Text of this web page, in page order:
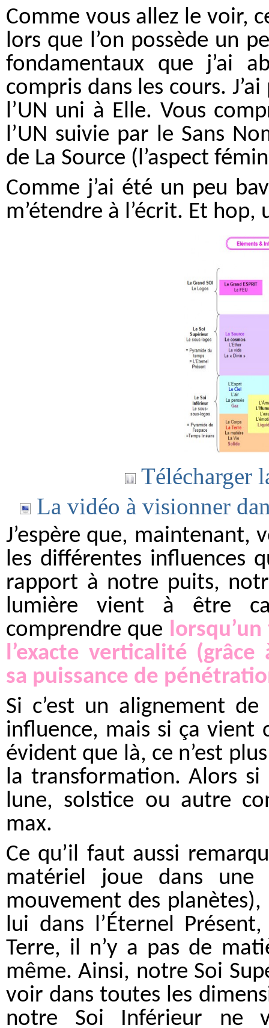
Comme vous allez le voir,
lors que l’on possède un
fondamentaux que j’ai
compris dans les cours.
l’UN uni à Elle. Vous
l’UN suivie par le Sans
de La Source (l’aspect
Comme j’ai été un peu
m’étendre à l’écrit. Et
Télécharger
La vidéo à visionner
J’espère que, maintenant,
les différentes influences
rapport à notre puits,
lumière vient à être
comprendre que
l’exacte verticalité
sa puissance de
Si c’est un alignement
influence, mais si ça vient
évident que là, ce n’est
la transformation. Alors si
lune, solstice ou autre
max.
Ce qu’il faut aussi
matériel joue dans une
mouvement des
lui dans l’Éternel
Terre, il n’y a pas de
même. Ainsi, notre Soi
voir dans toutes les
notre Soi Inférieur ne